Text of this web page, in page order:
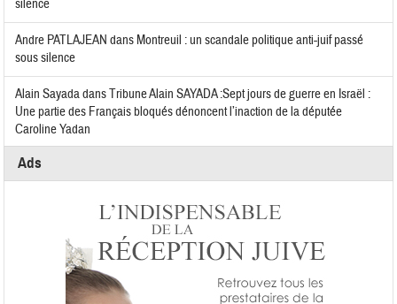
silence
Andre PATLAJEAN dans Montreuil : un scandale politique anti-juif passé
sous silence
Alain SayadadansTribune Alain SAYADA :Sept jours de guerre en Israël :
Une partie des Français bloqués dénoncent l’inaction de la députée
Caroline Yadan
Ads